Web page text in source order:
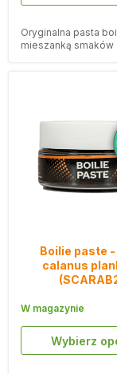
Oryginalna pasta
mieszanką smaków
Boilie paste -
calanus
Wybierz
W magazynie